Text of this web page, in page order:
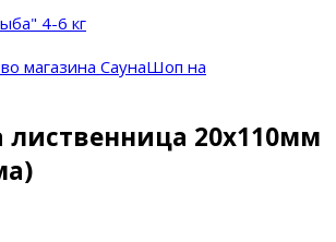
4-6 кг
лиственница 20х110мм